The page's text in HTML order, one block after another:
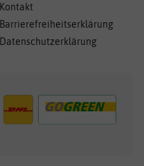
Kontakt
Barrierefreiheitserklärung
Datenschutzerklärung